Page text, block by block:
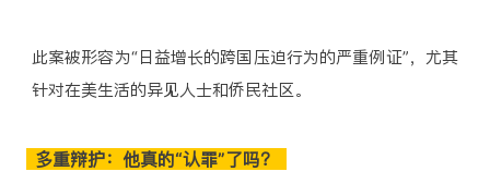
此案被形容为“日益增长的跨国压迫行为的严重例证”，尤其
针对在美生活的异见人士和侨民社区。
多重辩护：他真的“认罪”了吗？